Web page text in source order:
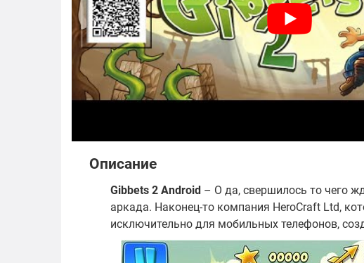
Описание
Gibbets 2 Android – О да, свершилось то чего
аркада. Наконец-то компания HeroCraft Ltd,
исключительно для мобильных телефонов,